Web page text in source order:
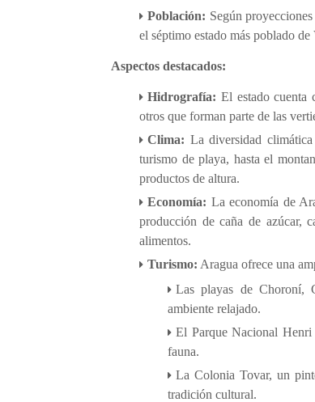
Población: Según
el séptimo estado más poblado de
Aspectos destacados:
Hidrografía: El estado cuenta
otros que forman parte de las
Clima: La diversidad
turismo de playa, hasta el
productos de altura.
Economía: La economía de
producción de caña de azúcar,
alimentos.
Turismo: Aragua ofrece una
Las playas de Choroní,
ambiente relajado.
El Parque Nacional
fauna.
La Colonia Tovar, un
tradición cultural.